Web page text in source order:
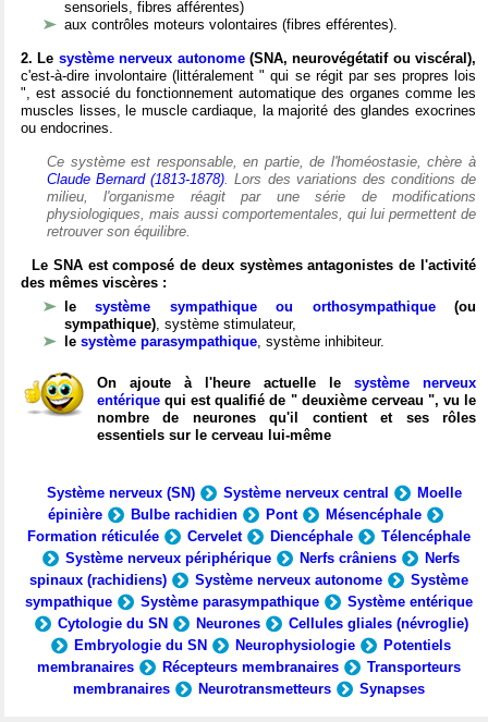
sensoriels, fibres afférentes)
aux contrôles moteurs volontaires (fibres efférentes).
2. Le système nerveux autonome(SNA, neurovégétatif ou viscéral),
c'est-à-dire involontaire (littéralement " qui se régit par ses propres lois
", est associé du fonctionnement automatique des organes comme les
muscles lisses, le muscle cardiaque, la majorité des glandes exocrines
ou endocrines.
Ce système est responsable, en partie, de l'homéostasie, chère à
Claude Bernard (1813-1878). Lors des variations des conditions de
milieu, l'organisme réagit par une série de modifications
physiologiques, mais aussi comportementales, qui lui permettent de
retrouver son équilibre.
Le SNA est composé de deux systèmes antagonistes de l'activité
des mêmes viscères :
lesystème sympathique ou orthosympathique(ou
sympathique), système stimulateur,
le système parasympathique, système inhibiteur.
On ajoute à l'heure actuelle le système nerveux
entérique qui est qualifié de " deuxième cerveau ", vu le
nombre de neurones qu'il contient et ses rôles
essentiels sur le cerveau lui-même
Système nerveux (SN) Système nerveux central
Moelle
épinière
Bulbe rachidien Pont
Mésencéphale
Formation réticulée
Cervelet Diencéphale
Télencéphale
Système nerveux périphérique
Nerfs crâniens
Nerfs
spinaux (rachidiens)
Système nerveux autonome
Système
sympathique
Système parasympathique
Système entérique
Cytologie du SN
Neurones
Cellules gliales (névroglie)
Embryologie du SN
Neurophysiologie
Potentiels
membranaires
Récepteurs membranaires
Transporteurs
membranaires
Neurotransmetteurs Synapses